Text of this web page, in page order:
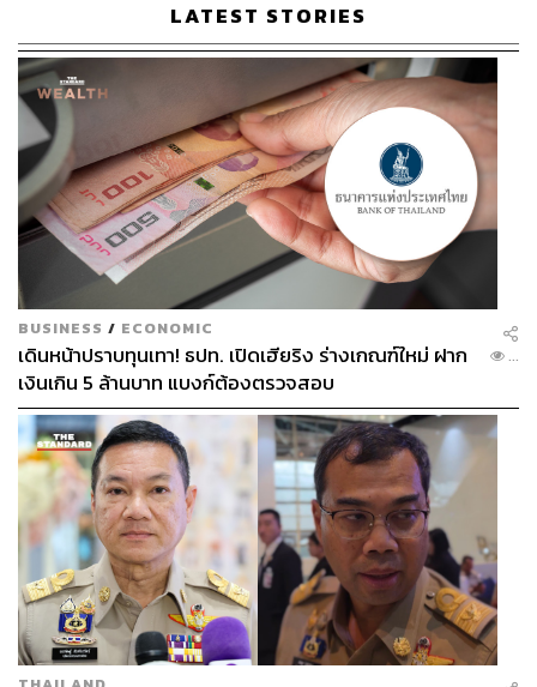
เรื่องแบบนี้ขึ้นได้หลังจากมีกฎหมายกำกับดูแลมา 30 ปี
ดร.ประสาร มองว่านี่คือเหตุการณ์ ‘หงส์ดำ (Black Swan)’ ซึ่ง
เกิดขึ้นได้ในทุกตลาดทั่วโลก ไม่ใช่แค่ในไทย สิ่งสำคัญคือเรา
บริหารจัดการกับมันอย่างไร ซึ่งหลังจากนั้นก็มีความตื่นตัว
มากขึ้น เช่น ตลท. เพิ่มระบบเตือนภัย ใช้ AI เข้ามาจับ
อัตราส่วนทางการเงิน และพยายามร่วมมือกับหน่วยงานอื่น
ในการดำเนินคดี
บทเรียนจาก STARK ทำให้เรากลับมาย้ำว่าเรื่อง Good
Governance เป็นสิ่งสำคัญที่สุด และอีกเรื่องคือ Law
Enforcement หรือการบังคับใช้กฎหมายต้องเข้มแข็งขึ้น
โดยสรุปแล้ว คุณกุลเวช เจนวัฒนวิทย์ กรรมการผู้อำนวยการ
สมาคมส่งเสริมสถาบันกรรมการบริษัทไทย – IOD ผู้ดำเนิน
รายการบนเวทีนี้ สรุปว่า “ตลาดทุนที่ยั่งยืนจะขึ้นอยู่กับ 3 ส่วน
คือ 1. Regulator ที่เข้มแข็ง, 2. Self-Discipline หรือวินัยของ
ทุกคนในตลาด และ 3. Market-Based Mechanism หรือกลไก
ตลาดที่ช่วยส่งเสริมให้เกิดคุณภาพ เช่น ผู้ตรวจสอบบัญชีและ
คณะกรรมการบริษัทที่มีคุณภาพมากขึ้น
LATEST STORIES
BUSINESS / ECONOMIC
เดินหน้าปราบทุนเทา! ธปท. เปิดเฮียริง ร่างเกณฑ์ใหม่ ฝาก
เงินเกิน 5 ล้านบาท แบงก์ต้องตรวจสอบ
...